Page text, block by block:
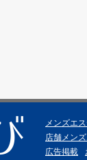
メンズエ
店舗メン
広告掲載